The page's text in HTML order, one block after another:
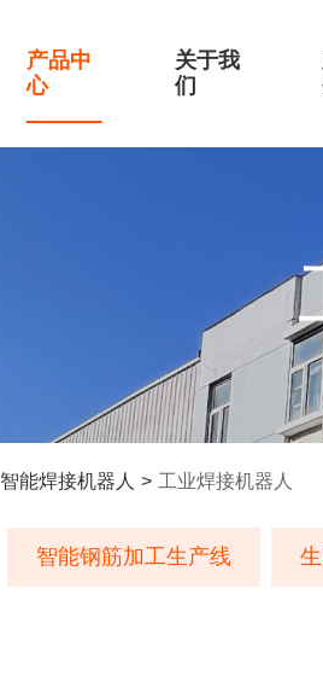
产品中
心
关于我
们
智能焊接机器人 > 工业焊接机器人
智能钢筋加工生产线